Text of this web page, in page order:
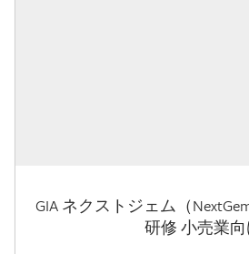
GIA ネクストジェム（
研修 小売業